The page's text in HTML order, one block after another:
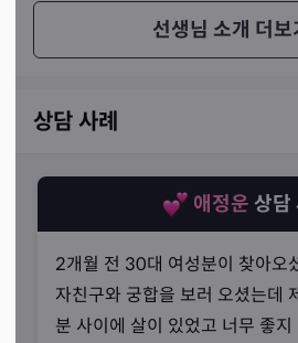
선생님 소개 더보
중에서도 핵심적인 부분이고 기본
생님의 철학은 견고하고 단단했습니
상담 사례
애정운 상담
2개월 전 30대 여성분이 찾아오
자친구와 궁합을 보러 오셨는데
분 사이에 살이 있었고 너무 좋지